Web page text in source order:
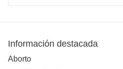
Información destacada
Aborto